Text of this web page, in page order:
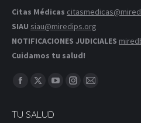
Citas Médicas
SIAU siau@miredips.org
NOTIFICACIONES JUDICIALES
Cuidamos tu salud!
Encuéntranos en:
Facebook
se
X
se
YouTubeInstagram
Correo
TU SALUD